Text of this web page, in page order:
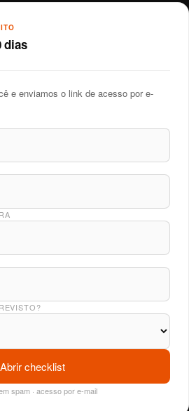
dias
e enviamos o link de acesso por e-
Abrir checklist
spam · acesso por e-mail